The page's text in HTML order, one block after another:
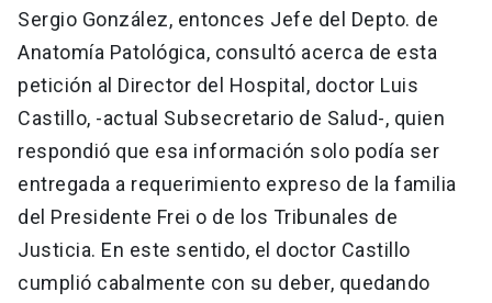
Sergio González, entonces Jefe del Depto. de
Anatomía Patológica, consultó acerca de esta
petición al Director del Hospital, doctor Luis
Castillo, -actual Subsecretario de Salud-, quien
respondió que esa información solo podía ser
entregada a requerimiento expreso de la familia
del Presidente Frei o de los Tribunales de
Justicia. En este sentido, el doctor Castillo
cumplió cabalmente con su deber, quedando